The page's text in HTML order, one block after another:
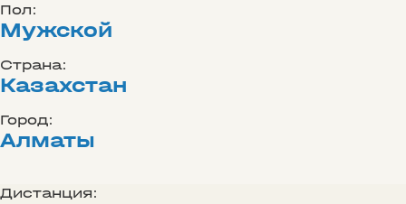
Пол:
Мужской
Страна:
Казахстан
Город:
Алматы
Дистанция: